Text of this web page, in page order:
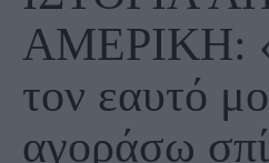
ΑΜΕΡΙΚΗ:
τον εαυτό
αγοράσω